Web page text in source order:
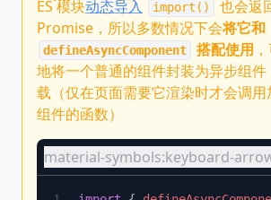
ES 模块动态导入 import()
也会返
Promise，所以多数情况下会将它和
defineAsyncComponent 搭配使用
地将一个普通的组件封装为异步组
载（仅在页面需要它渲染时才会调
组件的函数）
material-symbols:keyboard-